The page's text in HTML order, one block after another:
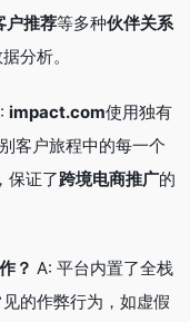
户推荐等多种伙伴关系
分析。
impact.com使用独有
客户旅程中的每一个
保证了跨境电商推广的
？ A: 平台内置了全栈
的作弊行为，如虚假